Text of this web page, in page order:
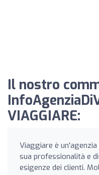
Il nostro
VIAGGIARE:
Viaggiare è
sua professionalità e
esigenze dei clienti.